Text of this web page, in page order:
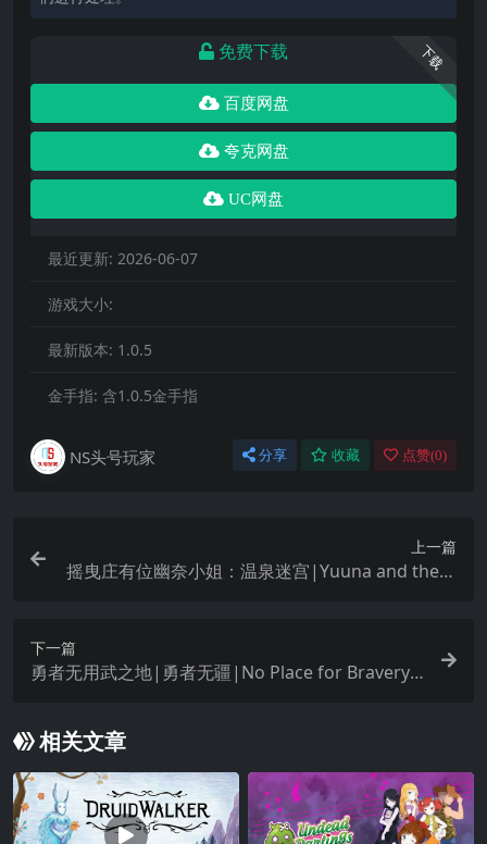
下载
免费下载
百度网盘
夸克网盘
UC网盘
最近更新: 2026-06-07
游戏大小:
最新版本: 1.0.5
金手指: 含1.0.5金手指
NS头号玩家 分享 收藏 点赞(0)
上一篇
摇曳庄有位幽奈小姐：温泉迷宫|Yuuna and the H
下一篇
勇者无用武之地|勇者无疆|No Place for Bravery
相关文章